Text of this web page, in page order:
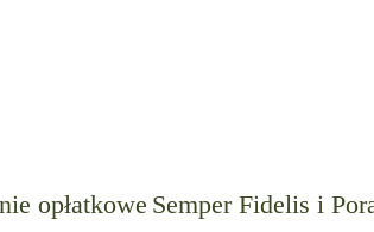
opłatkowe Semper Fidelis i